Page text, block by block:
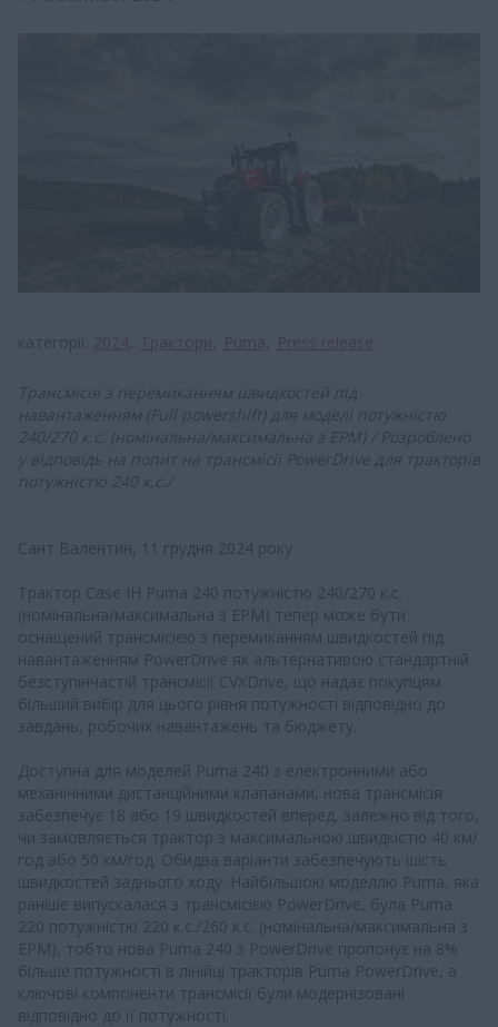
Трансмісія з перемиканням швидкостей під
навантаженням (Full powershift) для моделі потужністю
240/270 к.с. (номінальна/максимальна з EPM) / Розроблено
у відповідь на попит на трансмісії PowerDrive для тракторів
потужністю 240 к.с./
Сант Валентин, 11 грудня 2024 року
Трактор Case IH Puma 240 потужністю 240/270 к.с.
(номінальна/максимальна з EPM) тепер може бути
оснащений трансмісією з перемиканням швидкостей під
навантаженням PowerDrive як альтернативою стандартній
безступінчастій трансмісії CVXDrive, що надає покупцям
більший вибір для цього рівня потужності відповідно до
завдань, робочих навантажень та бюджету.
Доступна для моделей Puma 240 з електронними або
механічними дистанційними клапанами, нова трансмісія
забезпечує 18 або 19 швидкостей вперед, залежно від того,
чи замовляється трактор з максимальною швидкістю 40 км/
год або 50 км/год. Обидва варіанти забезпечують шість
швидкостей заднього ходу. Найбільшою моделлю Puma, яка
раніше випускалася з трансмісією PowerDrive, була Puma
220 потужністю 220 к.с./260 к.с. (номінальна/максимальна з
EPM), тобто нова Puma 240 з PowerDrive пропонує на 8%
більше потужності в лінійці тракторів Puma PowerDrive, а
ключові компоненти трансмісії були модернізовані
відповідно до її потужності.